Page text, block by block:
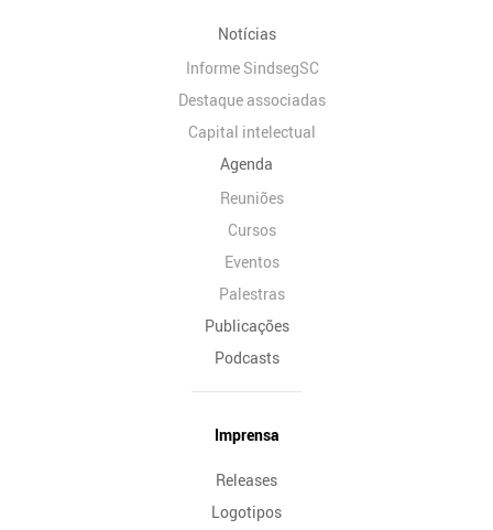
Notícias
Informe SindsegSC
Destaque associadas
Capital intelectual
Agenda
Reuniões
Cursos
Eventos
Palestras
Publicações
Podcasts
Imprensa
Releases
Logotipos